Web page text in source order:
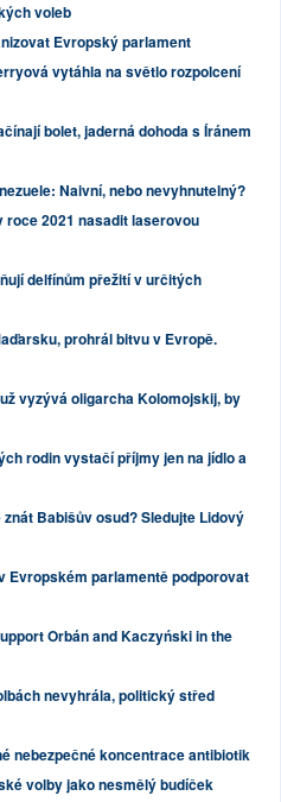
voleb
Evropský parlament
vytáhla na světlo rozpolcení
bolet, jaderná dohoda s Íránem
Naivní, nebo nevyhnutelný?
roce 2021 nasadit laserovou
delfínům přežití v určitých
prohrál bitvu v Evropě.
vyzývá oligarcha Kolomojskij, by
rodin vystačí příjmy jen na jídlo a
znát Babišův osud? Sledujte Lidový
Evropském parlamentě podporovat
Orbán and Kaczyński in the
nevyhrála, politický střed
nebezpečné koncentrace antibiotik
volby jako nesmělý budíček